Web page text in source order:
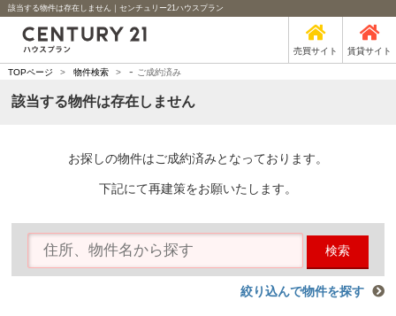
該当する物件は存在しません｜センチュリー21ハウスプラン
売買サイト 賃貸サイト
TOPページ > 物件検索 > - ご成約済み
該当する物件は存在しません
お探しの物件はご成約済みとなっております。
下記にて再建策をお願いたします。
検索
絞り込んで物件を探す